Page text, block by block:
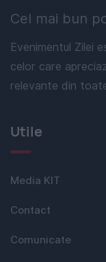
Cel mai bun
Evenimentul Zilei
celor care
relevante din
Utile
Media KIT
Contact
Comunicate